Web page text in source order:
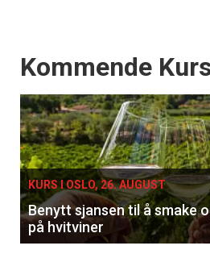
Events
Kommende
KURS I OSLO, 26. AUGUST
Benytt sjansen til å smake
på hvitviner